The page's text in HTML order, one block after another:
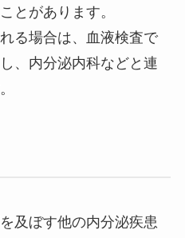
とがあります。
る場合は、血液検査で
、内分泌内科などと連
及ぼす他の内分泌疾患